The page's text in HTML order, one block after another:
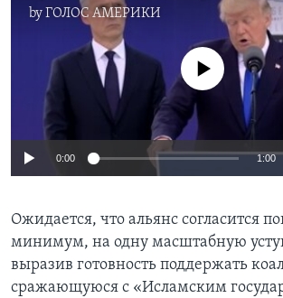
byГОЛОС АМЕРИКИ
No media source currently
0:00 1:00
Ожидается, что альянс согласится
минимум, на одну масштабную
выразив готовность поддержать
сражающуюся с «Исламским